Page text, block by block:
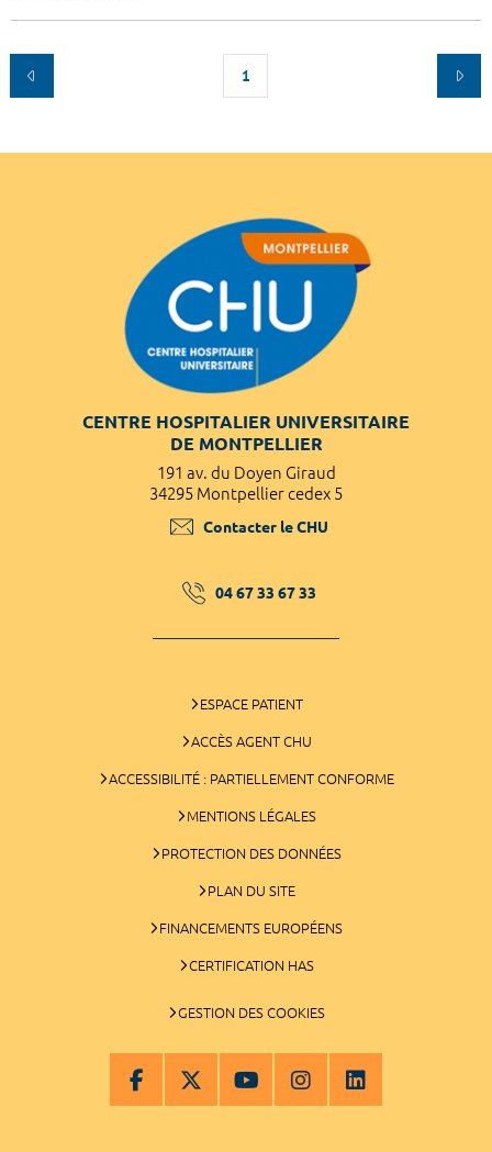
1
CENTRE HOSPITALIER UNIVERSITAIRE
DE MONTPELLIER
191 av. du Doyen Giraud
34295 Montpellier cedex 5
Contacter le CHU
04 67 33 67 33
ESPACE PATIENT
ACCÈS AGENT CHU
ACCESSIBILITÉ : PARTIELLEMENT CONFORME
MENTIONS LÉGALES
PROTECTION DES DONNÉES
PLAN DU SITE
FINANCEMENTS EUROPÉENS
CERTIFICATION HAS
GESTION DES COOKIES